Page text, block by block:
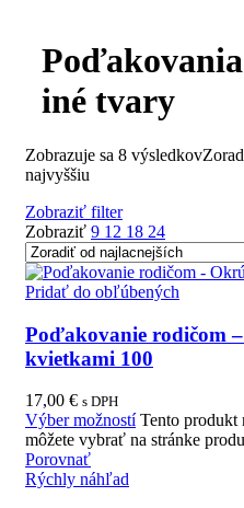
iné tvary
Zobrazuje sa 8 výsledkov
najvyššiu
Zobraziť filter
Zobraziť 9 12 18 24
Pridať do obľúbených
Poďakovanie rodičom
kvietkami 100
17,00 € s DPH
Výber možností Tento produkt
môžete vybrať na stránke
Porovnať
Rýchly náhľad